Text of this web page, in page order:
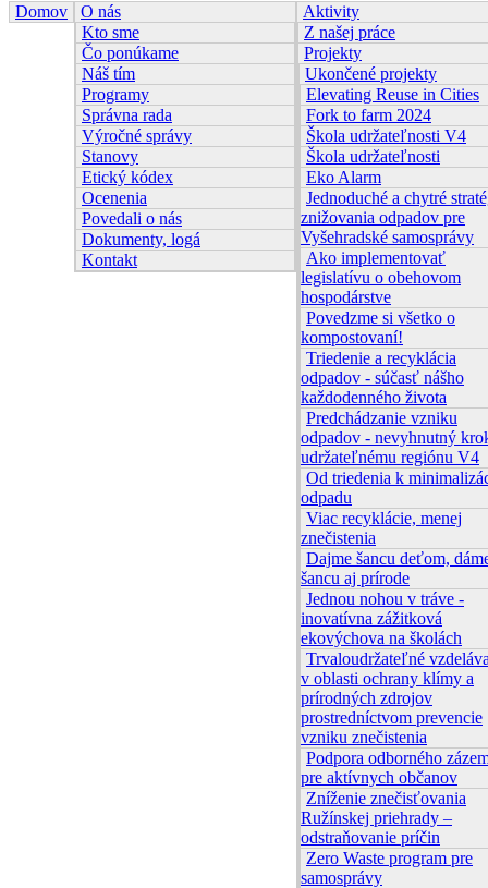
Domov
O nás
Kto sme
Čo ponúkame
Náš tím
Programy
Správna rada
Výročné správy
Stanovy
Etický kódex
Ocenenia
Povedali o nás
Dokumenty, logá
Kontakt
Aktivity
Z našej práce
Projekty
Ukončené projekty
Elevating Reuse in Cities
Fork to farm 2024
Škola udržateľnosti V4
Škola udržateľnosti
Eko Alarm
Jednoduché a chytré
znižovania odpadov pre
Vyšehradské samosprávy
Ako implementovať
legislatívu o obehovom
hospodárstve
Povedzme si všetko o
kompostovaní!
Triedenie a recyklácia
odpadov - súčasť nášho
každodenného života
Predchádzanie vzniku
odpadov - nevyhnutný
udržateľnému regiónu V4
Od triedenia k
odpadu
Viac recyklácie, menej
znečistenia
Dajme šancu deťom,
šancu aj prírode
Jednou nohou v tráve -
inovatívna zážitková
ekovýchova na školách
Trvaloudržateľné
v oblasti ochrany klímy a
prírodných zdrojov
prostredníctvom prevencie
vzniku znečistenia
Podpora odborného
pre aktívnych občanov
Zníženie znečisťovania
Ružínskej priehrady –
odstraňovanie príčin
Zero Waste program pre
samosprávy